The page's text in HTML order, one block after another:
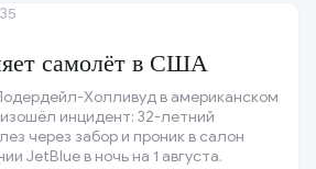
самолёт в США
Холливуд в американском
инцидент: 32-летний
через забор и проник в салон
JetBlue в ночь на 1 августа.